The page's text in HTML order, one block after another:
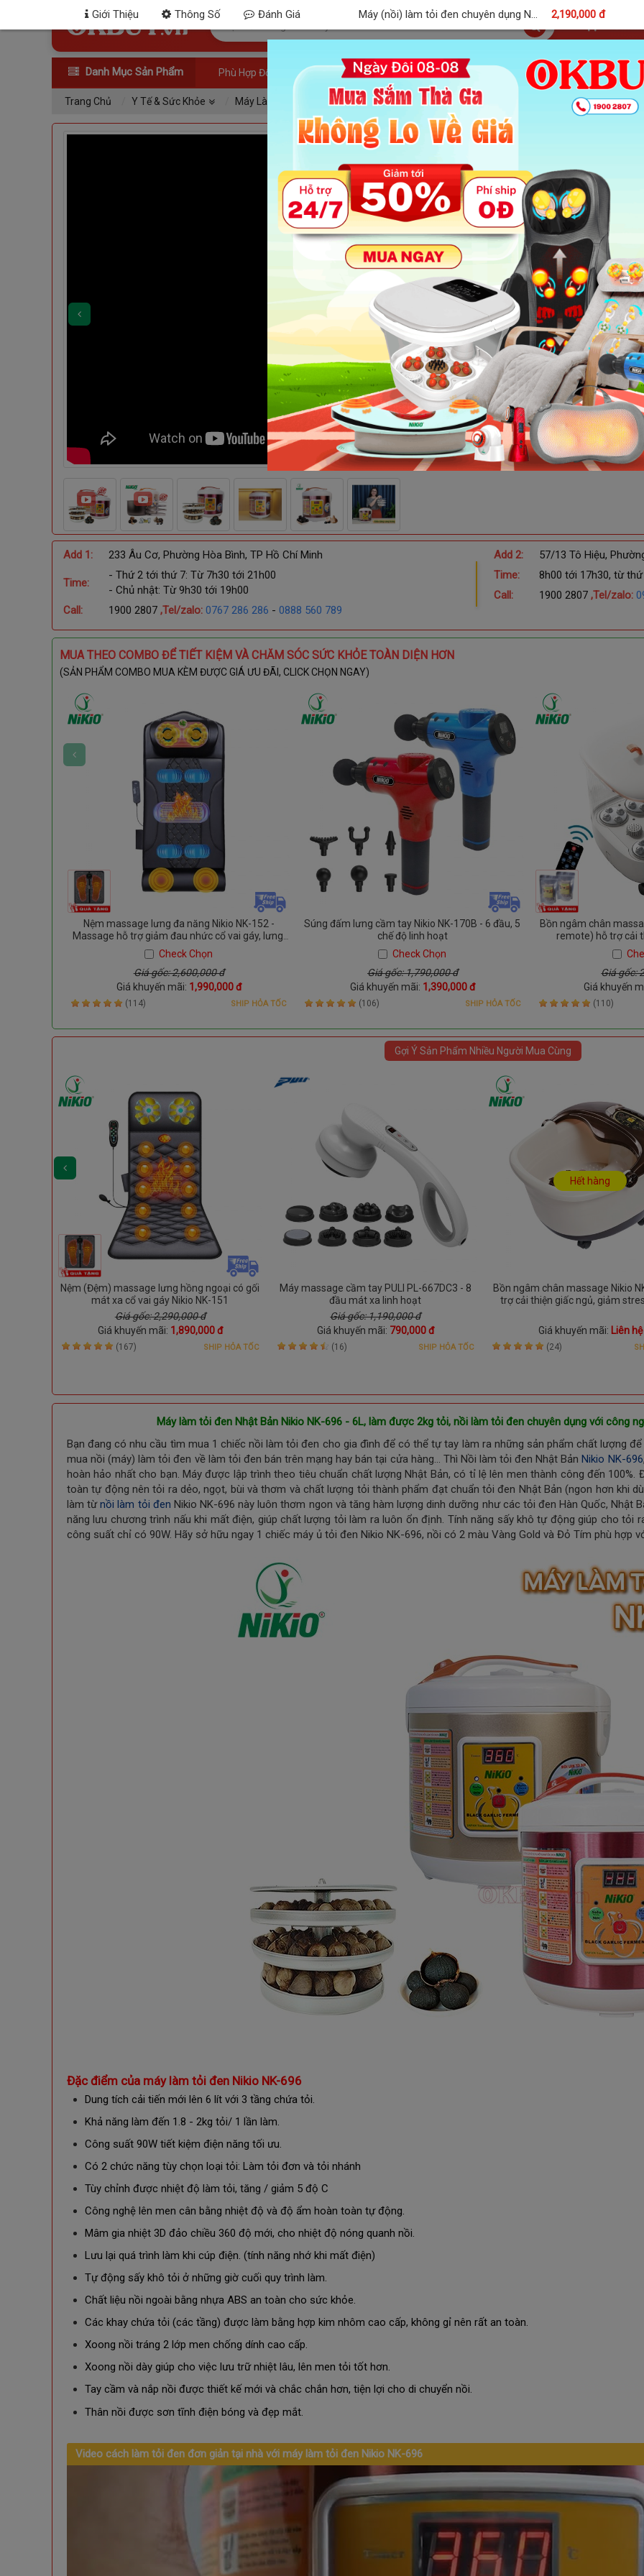
Giới Thiệu Thông Số Đánh Giá Máy (nồi) làm tỏi đen chuyên dụng N... 2,190,000 đ
Danh Mục Sản Phẩm Phù Hợp Đối Tượng SP Freeship OKBUY Deal Sản Phẩm Hot
Trang Chủ Y Tế & Sức Khỏe Máy Làm Tỏi Đen
Máy (nồi) làm tỏi đen chuyên dụng
Thông Số Hãng NIKIO
Đánh Giá: (247)
2,190,000 đ 2,950,000 đ -26% (Đã gồm
Xuất xứ: Chính hãng
Tình trạng: Còn hàng
Quan tâm: 204,996
Bảo hành: 12 Tháng
Size Hoặc Màu:
Mua Kèm:- Súng massage cầm tay toàn thân Nikio
Chọn Số Lượng:
Mua Ngay
(Giao Hàng Miễn Phí Toàn Quốc)
Add 1: 233 Âu Cơ, Phường Hòa Bình, TP Hồ Chí Minh
Time:
- Thứ 2 tới thứ 7: Từ 7h30 tới 21h00
- Chủ nhật: Từ 9h30 tới 19h00
Call:
1900 2807 ,Tel/zalo: 0767 286 286 - 0888 560 789
Add 2:
57/13 Tô Hiệu,
Time:
8h00 tới 17h30, từ
Call:
1900 2807 ,Tel/zalo:
MUA THEO COMBO ĐỂ TIẾT KIỆM VÀ CHĂM SÓC SỨC KHỎE TOÀN DIỆN HƠN
(SẢN PHẨM COMBO MUA KÈM ĐƯỢC GIÁ ƯU ĐÃI, CLICK CHỌN NGAY)
Nệm massage lưng đa năng Nikio NK-152 -
Massage hỗ trợ giảm đau nhức cổ vai gáy, lưng,
đùi
Check Chọn
Giá gốc: 2,600,000 đ
Giá khuyến mãi: 1,990,000 đ
(114) SHIP HỎA TỐC
Súng đấm lưng cầm tay Nikio NK-170B - 6 đầu, 5
chế độ linh hoạt
Check Chọn
Giá gốc: 1,790,000 đ
Giá khuyến mãi: 1,390,000 đ
(106) SHIP HỎA TỐC
Bồn ngâm chân
remote) hỗ trợ cải
Giá gốc:
Giá khuyến
(110)
Gợi Ý Sản Phẩm Nhiều Người Mua Cùng
Nệm (Đệm) massage lưng hồng ngoại có gối
mát xa cổ vai gáy Nikio NK-151
Giá gốc: 2,290,000 đ
Giá khuyến mãi: 1,890,000 đ
(167) SHIP HỎA TỐC
Máy massage cầm tay PULI PL-667DC3 - 8
đầu mát xa linh hoạt
Giá gốc: 1,190,000 đ
Giá khuyến mãi: 790,000 đ
(16) SHIP HỎA TỐC
Hết hàng
Bồn ngâm chân massage Nikio
trợ cải thiện giấc ngủ, giảm
Giá khuyến mãi: Liên hệ
(24)
Máy làm tỏi đen Nhật Bản Nikio NK-696 - 6L, làm được 2kg tỏi, nồi làm tỏi đen chuyên dụng với công
Bạn đang có nhu cầu tìm mua 1 chiếc nồi làm tỏi đen cho gia đình để có thể tự tay làm ra những sản phẩm chất lượng
mua nồi (máy) làm tỏi đen về làm tỏi đen bán trên mạng hay bán tại cửa hàng... Thì Nồi làm tỏi đen Nhật BảnNikio NK-696
hoàn hảo nhất cho bạn. Máy được lập trình theo tiêu chuẩn chất lượng Nhật Bản, có tỉ lệ lên men thành công đến
toàn tự động nên tỏi ra dẻo, ngọt, bùi và thơm và chất lượng tỏi thành phẩm đạt chuẩn tỏi đen Nhật Bản (ngon hơn khi
làm từnồi làm tỏi đen Nikio NK-696 này luôn thơm ngon và tăng hàm lượng dinh dưỡng như các tỏi đen Hàn Quốc, Nhật
năng lưu chương trình nấu khi mất điện, giúp chất lượng tỏi làm ra luôn ổn định. Tính năng sấy khô tự động giúp cho tỏi
công suất chỉ có 90W. Hãy sở hữu ngay 1 chiếc máy ủ tỏi đen Nikio NK-696, nồi có 2 màu Vàng Gold và Đỏ Tím phù hợp
Đặc điểm của máy làm tỏi đen Nikio NK-696
Dung tích cải tiến mới lên 6 lít với 3 tầng chứa tỏi.
Khả năng làm đến 1.8 - 2kg tỏi/ 1 lần làm.
Công suất 90W tiết kiệm điện năng tối ưu.
Có 2 chức năng tùy chọn loại tỏi: Làm tỏi đơn và tỏi nhánh
Tùy chỉnh được nhiệt độ làm tỏi, tăng / giảm 5 độ C
Công nghệ lên men cân bằng nhiệt độ và độ ẩm hoàn toàn tự động.
Mâm gia nhiệt 3D đảo chiều 360 độ mới, cho nhiệt độ nóng quanh nồi.
Lưu lại quá trình làm khi cúp điện. (tính năng nhớ khi mất điện)
Tự động sấy khô tỏi ở những giờ cuối quy trình làm.
Chất liệu nồi ngoài bằng nhựa ABS an toàn cho sức khỏe.
Các khay chứa tỏi (các tầng) được làm bằng hợp kim nhôm cao cấp, không gỉ nên rất an toàn.
Xoong nồi tráng 2 lớp men chống dính cao cấp.
Xoong nồi dày giúp cho việc lưu trữ nhiệt lâu, lên men tỏi tốt hơn.
Tay cầm và nắp nồi được thiết kế mới và chắc chắn hơn, tiện lợi cho di chuyển nồi.
Thân nồi được sơn tĩnh điện bóng và đẹp mắt.
Video cách làm tỏi đen đơn giản tại nhà với máy làm tỏi đen Nikio NK-696